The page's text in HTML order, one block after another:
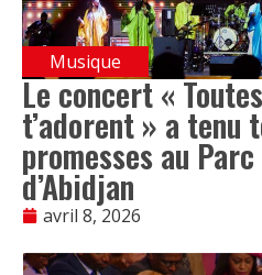
Musique
Le concert «
t’adorent » a tenu
promesses au
d’Abidjan
avril 8, 2026